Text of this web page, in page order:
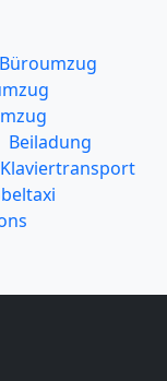
Büroumzug
Beiladung
Klaviertransport